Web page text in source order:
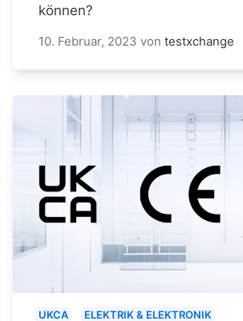
können?
10. Februar, 2023 von testxchange
UKCA ELEKTRIK & ELEKTRONIK